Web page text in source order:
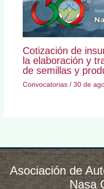
Cotización de
la elaboración y
de semillas y
Convocatorias/ 30 de
Asociación de
Nasa